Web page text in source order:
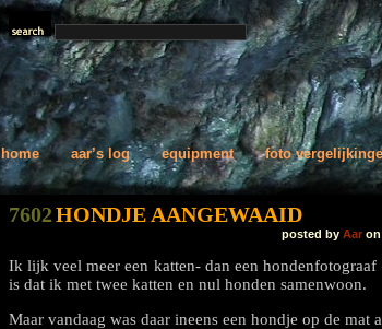
home aar’s log equipment foto
7602HONDJE AANGEWAAID
posted by Aaron
Ik lijk veel meer een katten- dan een
is dat ik met twee katten en nul honden samenwoon.
Maar vandaag was daar ineens een hondje op de